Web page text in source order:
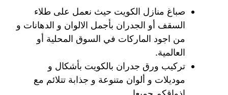
صباغ منازل الكويت حيث نعمل على طلاء
السقف أو الجدران بأجمل الالوان و الدهانات و
من اجود الماركات في السوق المحلية أو
العالمية.
تركيب ورق جدران بالكويت بأشكال و
موديلات و ألوان متنوعة و جذابة تتلائم مع